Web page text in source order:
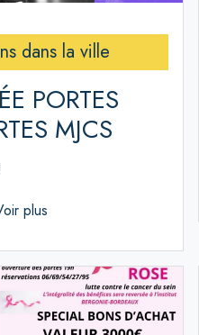
dans la ville
PORTES
MJCS
plus